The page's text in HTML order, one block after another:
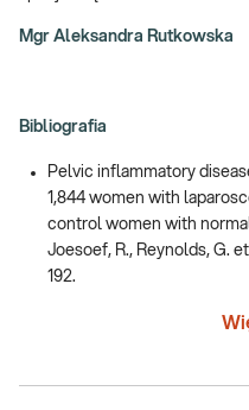
Mgr Aleksandra Rutkowska
Bibliografia
Pelvic inflammatory
1,844 women with
control women with
Joesoef, R., Reynolds, G.
192.